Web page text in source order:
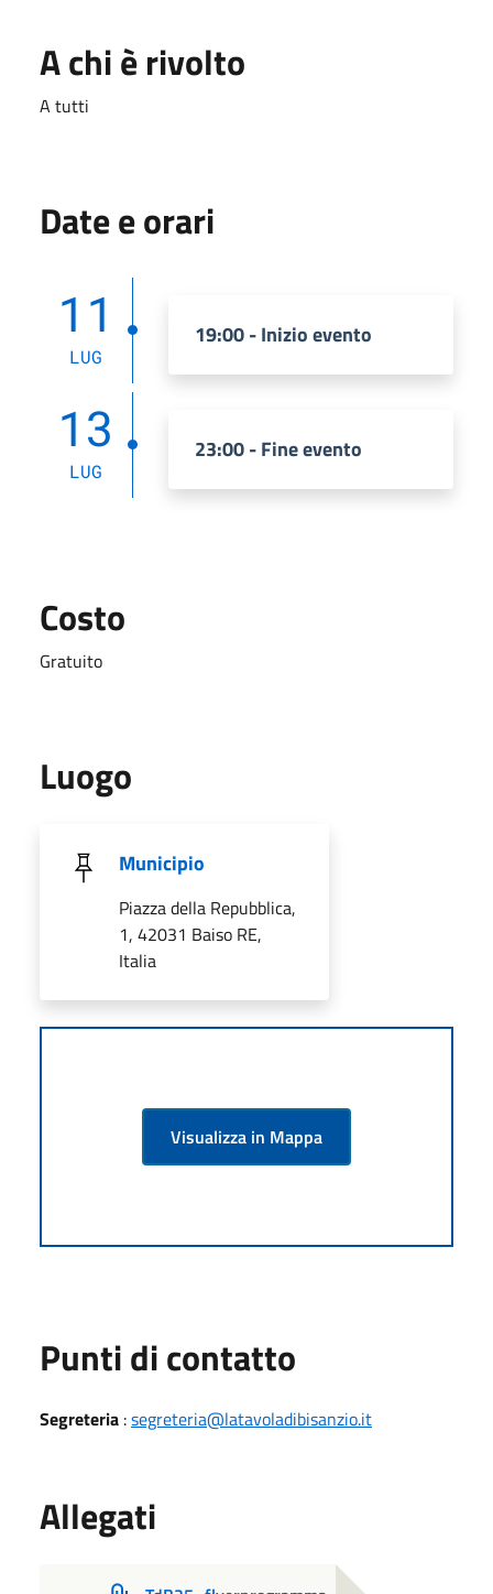
A chi è rivolto
A tutti
Date e orari
11
LUG
19:00 - Inizio evento
13
LUG
23:00 - Fine evento
Costo
Gratuito
Luogo
Municipio
Piazza della Repubblica,
1, 42031 Baiso RE,
Italia
Visualizza in Mappa
Punti di contatto
Segreteria :segreteria@latavoladibisanzio.it
Allegati